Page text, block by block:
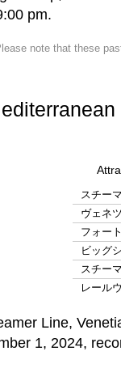
note that these
スチー
ヴェネ
フォー
ビッグ
スチー
レール